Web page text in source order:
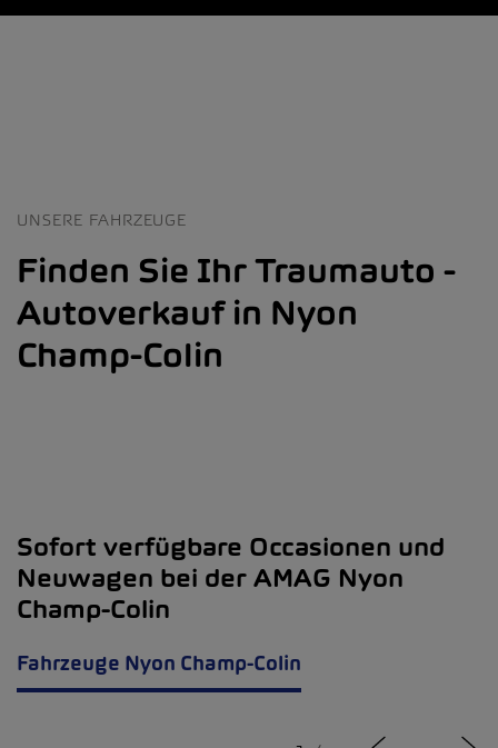
UNSERE FAHRZEUGE
Finden Sie Ihr Traumauto -
Autoverkauf in Nyon
Champ-Colin
Sofort verfügbare Occasionen und
Neuwagen bei der AMAG Nyon
Champ-Colin
Fahrzeuge Nyon Champ-Colin